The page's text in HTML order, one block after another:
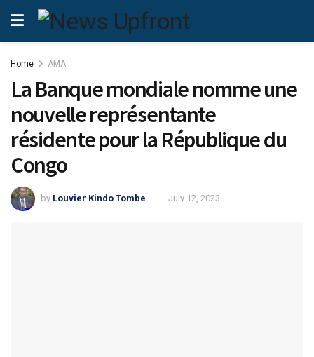
Home AMA
La Banque mondiale nomme une
nouvelle représentante
résidente pour la République du
Congo
by Louvier Kindo Tombe July 12, 2023